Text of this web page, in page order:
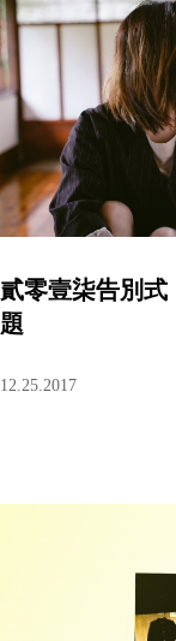
貳零壹柒告別
題
12.25.2017